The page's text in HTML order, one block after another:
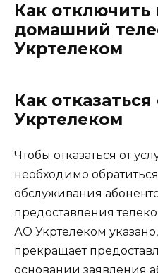
Как отключить
домашний
Укртелеком
Как отказаться
Укртелеком
Чтобы отказаться от
необходимо
обслуживания
предоставления
АО Укртелеком
прекращает
основании заявления